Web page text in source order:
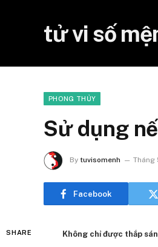
tử vi số
PHONG THỦY
Sử dụng
By tuvisomenh Tháng
Facebook
SHARE Không chỉ được thắp